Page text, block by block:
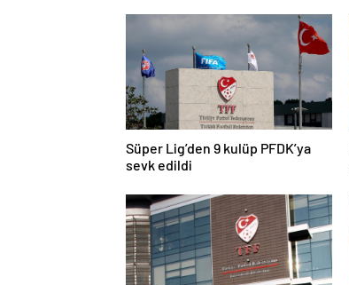
Süper Lig’den 9 kulüp PFDK’ya
sevk edildi